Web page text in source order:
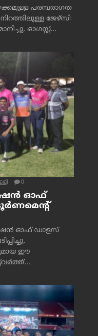
പരമ്പരാഗത
നിറത്തിലുള്ള ജേഴ്‌സി
ഓഗസ്റ്റ്...
0
ഓഫ്
ടൂർണമെന്റ്
ഓഫ് ഡാളസ്
ഈ